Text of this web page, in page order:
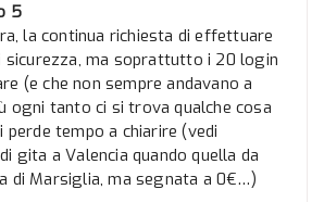
5
la continua richiesta di effettuare
sicurezza, ma soprattutto i 20 login
(e che non sempre andavano a
ogni tanto ci si trova qualche cosa
perde tempo a chiarire (vedi
gita a Valencia quando quella da
di Marsiglia, ma segnata a 0€…)